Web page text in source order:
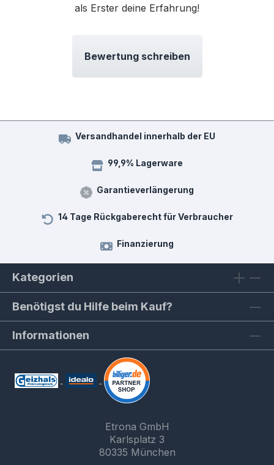
als Erster deine Erfahrung!
Bewertung schreiben
Versandhandel innerhalb der EU
99,9% Lagerware
Garantieverlängerung
14 Tage Rückgaberecht für Verbraucher
Finanzierung
Kategorien
Benötigst du Hilfe beim Kauf?
Informationen
Etrona GmbH
Karlsplatz 3
80335 München